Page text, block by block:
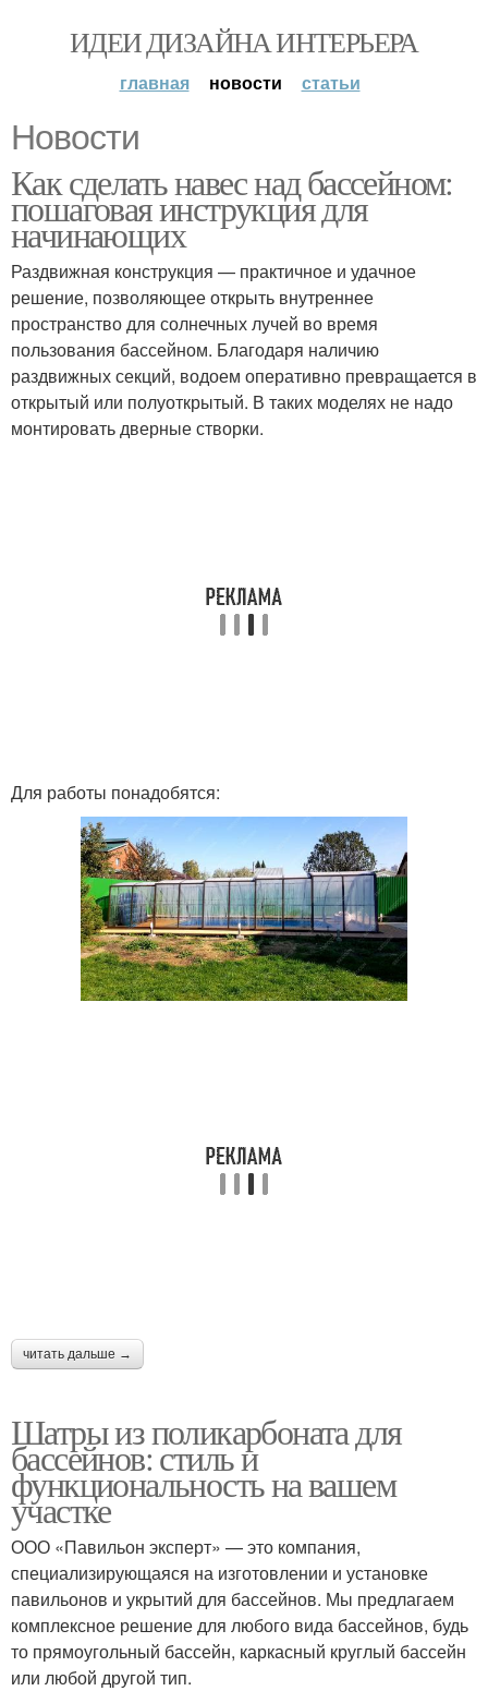
ИДЕИ ДИЗАЙНА ИНТЕРЬЕРА
главная новости статьи
Новости
Как сделать навес над бассейном:
пошаговая инструкция для
начинающих
Раздвижная конструкция — практичное и удачное
решение, позволяющее открыть внутреннее
пространство для солнечных лучей во время
пользования бассейном. Благодаря наличию
раздвижных секций, водоем оперативно превращается в
открытый или полуоткрытый. В таких моделях не надо
монтировать дверные створки.
Для работы понадобятся:
читать дальше →
Шатры из поликарбоната для
бассейнов: стиль и
функциональность на вашем
участке
ООО «Павильон эксперт» — это компания,
специализирующаяся на изготовлении и установке
павильонов и укрытий для бассейнов. Мы предлагаем
комплексное решение для любого вида бассейнов, будь
то прямоугольный бассейн, каркасный круглый бассейн
или любой другой тип.